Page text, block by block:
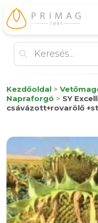
Kezdőoldal >
Napraforgó > SY
csávázott+rovarölő